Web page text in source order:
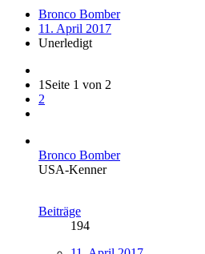
Bronco Bomber
11. April 2017
Unerledigt
1 Seite 1 von 2
2
Bronco Bomber
USA-Kenner
Beiträge
194